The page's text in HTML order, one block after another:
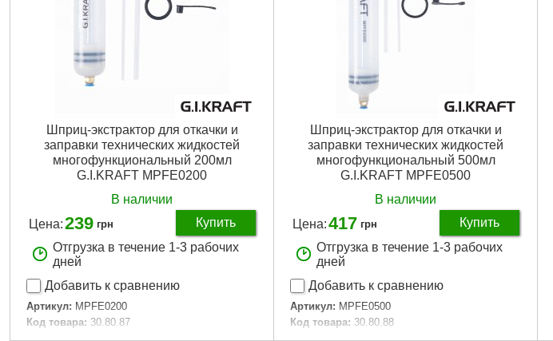
Шприц‑экстрактор для откачки и
заправки технических жидкостей
многофункциональный 200мл
G.I.KRAFT MPFE0200
В наличии
Цена:239 грн
Купить
Отгрузка в течение 1-3 рабочих
дней
Добавить к сравнению
Артикул: MPFE0200
Код товара: 30.80.87
Габариты упаковки: 305x65x65 мм
Шприц‑экстрактор для откачки и
заправки технических жидкостей
многофункциональный 500мл
G.I.KRAFT MPFE0500
В наличии
Цена:417 грн
Купить
Отгрузка в течение 1-3 рабочих
дней
Добавить к сравнению
Артикул: MPFE0500
Код товара: 30.80.88
Габариты упаковки: 420x75x75 мм